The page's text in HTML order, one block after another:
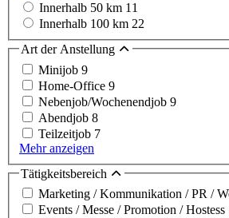
Innerhalb 50 km 11
Innerhalb 100 km 22
Art der Anstellung
Minijob 9
Home-Office 9
Nebenjob/Wochenendjob 9
Abendjob 8
Teilzeitjob 7
Mehr anzeigen
Tätigkeitsbereich
Marketing / Kommunikation / PR /
Events / Messe / Promotion / Hostess